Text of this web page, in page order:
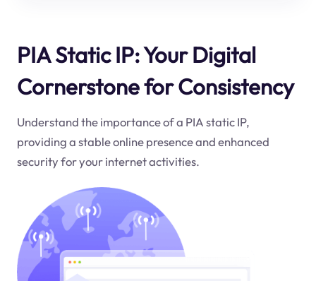
PIA Static IP: Your Digital
Cornerstone for Consistency
Understand the importance of a PIA static IP,
providing a stable online presence and enhanced
security for your internet activities.